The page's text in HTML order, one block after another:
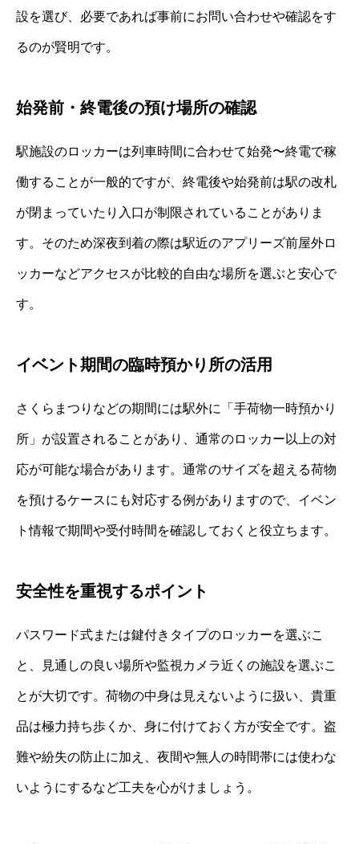
設を選び、必要であれば事前にお問い合わせや確認をす
るのが賢明です。
始発前・終電後の預け場所の確認
駅施設のロッカーは列車時間に合わせて始発〜終電で稼
働することが一般的ですが、終電後や始発前は駅の改札
が閉まっていたり入口が制限されていることがありま
す。そのため深夜到着の際は駅近のアプリーズ前屋外ロ
ッカーなどアクセスが比較的自由な場所を選ぶと安心で
す。
イベント期間の臨時預かり所の活用
さくらまつりなどの期間には駅外に「手荷物一時預かり
所」が設置されることがあり、通常のロッカー以上の対
応が可能な場合があります。通常のサイズを超える荷物
を預けるケースにも対応する例がありますので、イベン
ト情報で期間や受付時間を確認しておくと役立ちます。
安全性を重視するポイント
パスワード式または鍵付きタイプのロッカーを選ぶこ
と、見通しの良い場所や監視カメラ近くの施設を選ぶこ
とが大切です。荷物の中身は見えないように扱い、貴重
品は極力持ち歩くか、身に付けておく方が安全です。盗
難や紛失の防止に加え、夜間や無人の時間帯には使わな
いようにするなど工夫を心がけましょう。